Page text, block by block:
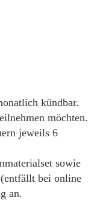
kündbar.
möchten.
jeweils 6
sowie
bei online
an.